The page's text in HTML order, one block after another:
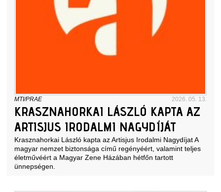
MTI/PRAE 2026. 05. 13.
KRASZNAHORKAI LÁSZLÓ KAPTA AZ
ARTISJUS IRODALMI NAGYDÍJÁT
Krasznahorkai László kapta az Artisjus Irodalmi Nagydíjat A
magyar nemzet biztonsága című regényéért, valamint teljes
életművéért a Magyar Zene Házában hétfőn tartott
ünnepségen.